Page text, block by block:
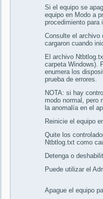
Si el equipo se
equipo en Modo a
procedimiento para
Consulte el
cargaron cuando
El archivo
carpeta Windows).
enumera los
prueba de errores.
NOTA: si hay
modo normal, pero
la anomalía en el
Reinicie el equipo
Quite los
Ntbtlog.txt como
Detenga o
Puede utilizar el
Apague el equipo